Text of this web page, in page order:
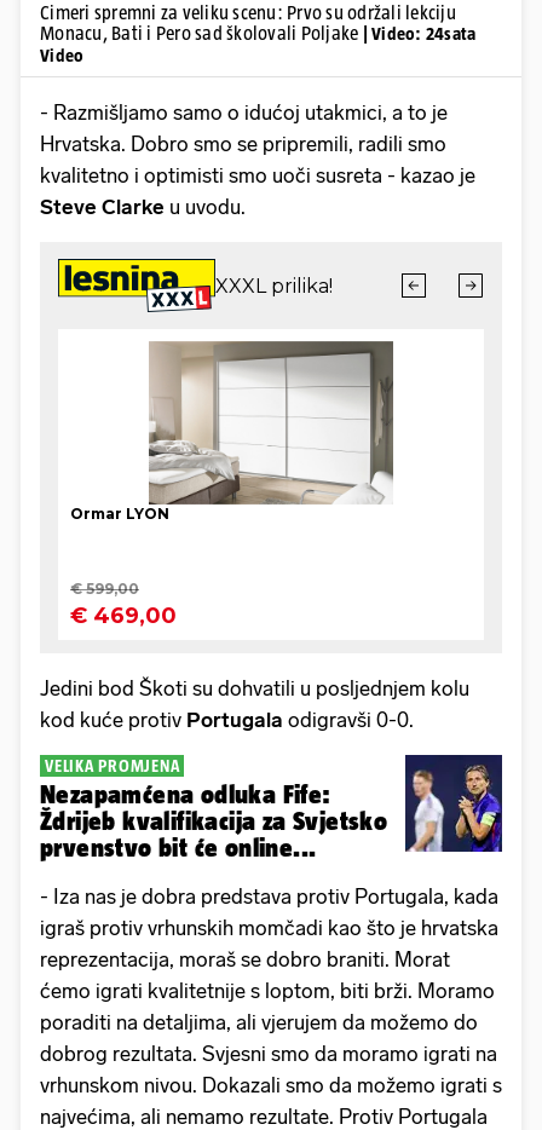
Cimeri spremni za veliku scenu: Prvo su održali lekciju
Monacu, Bati i Pero sad školovali Poljake
| Video: 24sata
Video
- Razmišljamo samo o idućoj utakmici, a to je
Hrvatska. Dobro smo se pripremili, radili smo
kvalitetno i optimisti smo uoči susreta - kazao je
Steve Clarke u uvodu.
Jedini bod Škoti su dohvatili u posljednjem kolu
kod kuće protiv Portugala odigravši 0-0.
VELIKA PROMJENA
Nezapamćena odluka Fife:
Ždrijeb kvalifikacija za Svjetsko
prvenstvo bit će online...
- Iza nas je dobra predstava protiv Portugala, kada
igraš protiv vrhunskih momčadi kao što je hrvatska
reprezentacija, moraš se dobro braniti. Morat
ćemo igrati kvalitetnije s loptom, biti brži. Moramo
poraditi na detaljima, ali vjerujem da možemo do
dobrog rezultata. Svjesni smo da moramo igrati na
vrhunskom nivou. Dokazali smo da možemo igrati s
najvećima, ali nemamo rezultate. Protiv Portugala